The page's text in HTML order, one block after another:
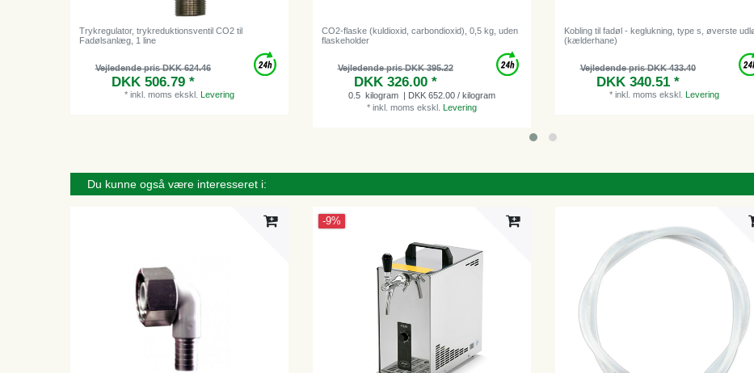
Trykregulator, trykreduktionsventil CO2 til
Fadølsanlæg, 1 line
Vejledende pris DKK 624.46
DKK 506.79 *
* inkl. moms ekskl. Levering
CO2-flaske (kuldioxid, carbondioxid), 0,5 kg, uden
flaskeholder
Vejledende pris DKK 395.22
DKK 326.00 *
0.5 kilogram | DKK 652.00 / kilogram
* inkl. moms ekskl. Levering
Kobling til fadøl - keglukning, type s, øverste
(kælderhane)
Vejledende pris DKK 433.40
DKK 340.51 *
* inkl. moms ekskl. Levering
Du kunne også være interesseret i:
-9%